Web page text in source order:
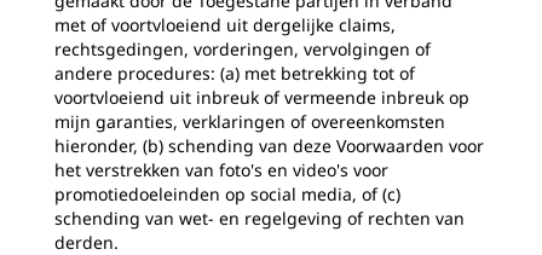
met of voortvloeiend uit dergelijke claims,
rechtsgedingen, vorderingen, vervolgingen of
andere procedures: (a) met betrekking tot of
voortvloeiend uit inbreuk of vermeende inbreuk op
mijn garanties, verklaringen of overeenkomsten
hieronder, (b) schending van deze Voorwaarden voor
het verstrekken van foto's en video's voor
promotiedoeleinden op social media, of (c)
schending van wet- en regelgeving of rechten van
derden.